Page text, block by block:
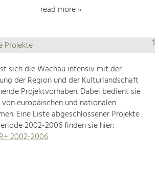
read more »
1
Projekte
sich die Wachau intensiv mit der
der Region und der Kulturlandschaft
Projektvorhaben. Dabei bedient sie
von europäischen und nationalen
Eine Liste abgeschlossener Projekte
2002-2006 finden sie hier:
2002-2006